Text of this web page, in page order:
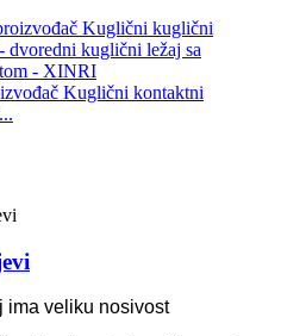
Kuglični kontaktni
ima veliku nosivost